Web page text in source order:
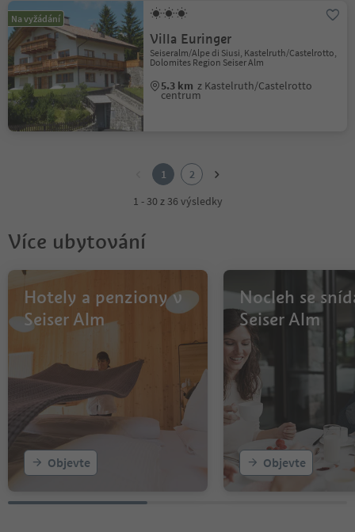
Na vyžádání
Villa Euringer
Seiseralm/Alpe di Siusi, Kastelruth/Castelrotto,
Dolomites Region Seiser Alm
5.3 km z Kastelruth/Castelrotto
centrum
1
2
1 - 30 z 36 výsledky
Více ubytování
Hotely a penziony v
Seiser Alm
Objevte
Nocleh se
Seiser Alm
Objevte